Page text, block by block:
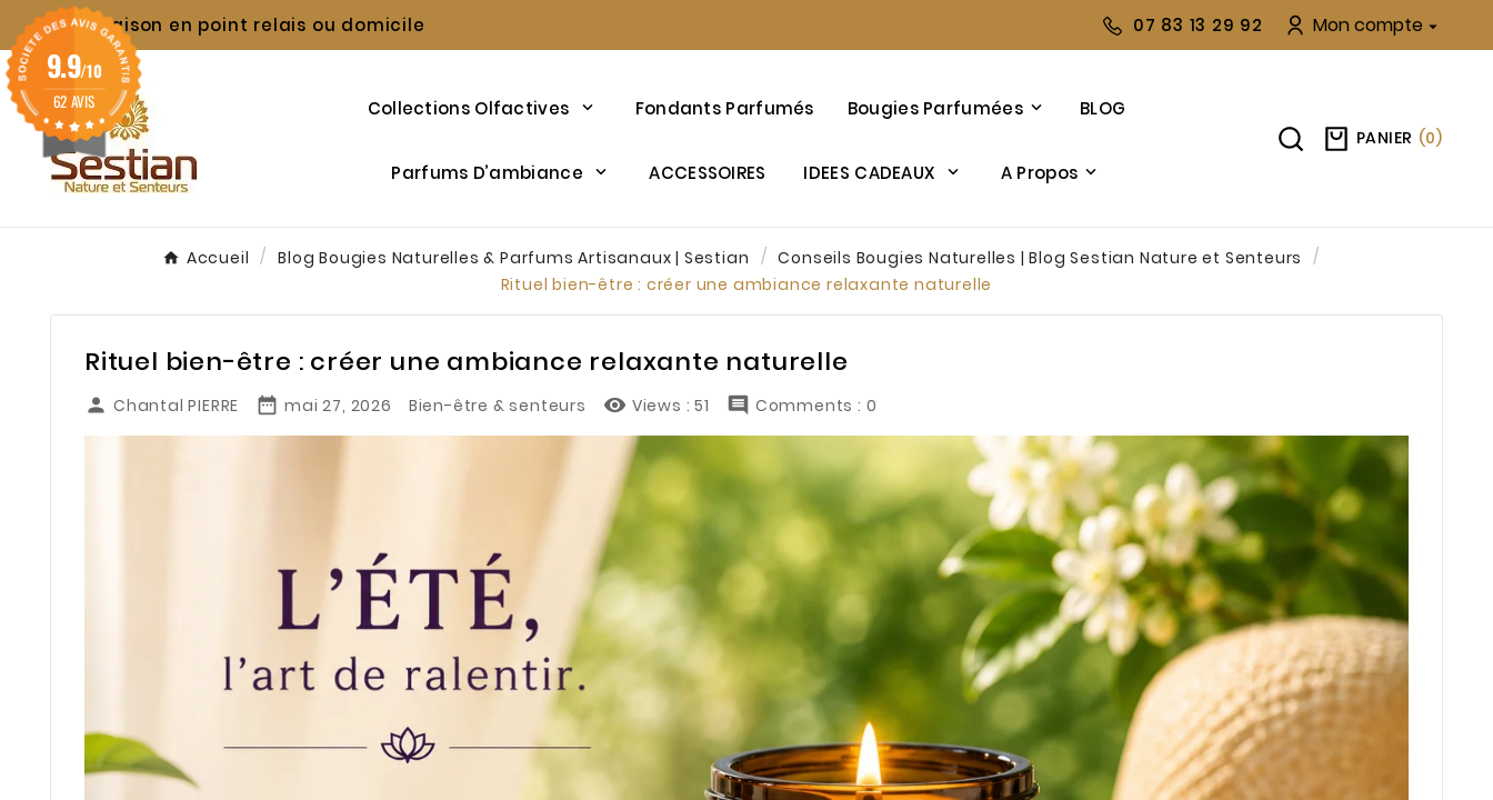
 Livraison en point relais ou domicile 07 83 13 29 92 Mon compte 
Collections Olfactives Fondants Parfumés Bougies Parfumées BLOG
Parfums D’ambiance ACCESSOIRES IDEES CADEAUX A Propos
PANIER (0)
Accueil Blog Bougies Naturelles & Parfums Artisanaux | Sestian
Conseils Bougies Naturelles | Blog Sestian Nature et Senteurs
Rituel bien-être : créer une ambiance relaxante naturelle
Rituel bien-être : créer une ambiance relaxante naturelle
 Chantal PIERRE  mai 27, 2026 Bien-être & senteurs  Views : 51  Comments : 0
9.9/10
62 AVIS